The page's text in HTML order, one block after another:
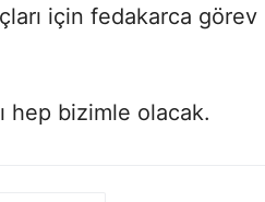
için fedakarca görev
hep bizimle olacak.